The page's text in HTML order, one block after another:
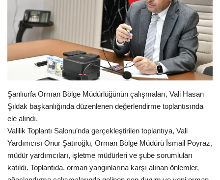
Gündem
Tekno Bilim
Ekonomi
Siyaset
Galeriler
Yaşam
Künye
Şanlıurfa Orman Bölge Müdürlüğünün çalışmaları, Vali Hasan
Şıldak başkanlığında düzenlenen değerlendirme toplantısında
ele alındı.
Valilik Toplantı Salonu’nda gerçekleştirilen toplantıya, Vali
Yardımcısı Onur Şatıroğlu, Orman Bölge Müdürü İsmail Poyraz,
müdür yardımcıları, işletme müdürleri ve şube sorumluları
katıldı. Toplantıda, orman yangınlarına karşı alınan önlemler,